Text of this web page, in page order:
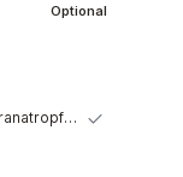
Optional
Passende Kette zu unseren Pranatropfen. Anmutige Kette au…